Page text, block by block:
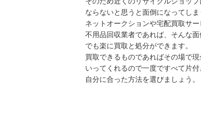
ならないと思うと面倒になってしま
ネットオークションや宅配買取サ
不用品回収業者であれば、そんな
でも楽に買取と処分ができます。
買取できるものであればその場で
いってくれるので一度ですべて片付
自分に合った方法を選びましょう。